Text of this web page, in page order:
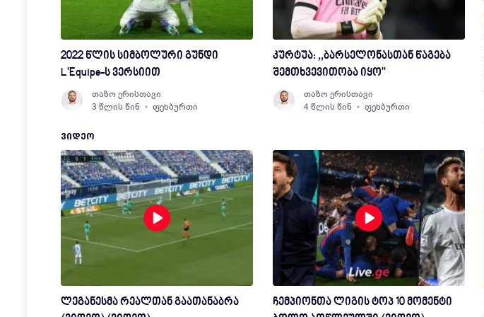
2022 წლის სიმბოლური გუნდი
L'Equipe-ს ვერსიით
თაზო ერისთავი
3 წლის წინ
ფეხბურთი
კურტუა: ,,ბარსელონასთან წაგება
შემთხვევითობა იყო''
თაზო ერისთავი
4 წლის წინ
ფეხბურთი
ᲕᲘᲓᲔᲝ
ლეგანესმა რეალთან გაათანაბრა
ჩემპიონთა ლიგის ტოპ 10 მომენტი